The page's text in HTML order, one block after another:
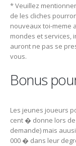
* Veuillez
de les cliches
nouveaux toi-meme
mondes et services,
auront ne pas se
vous.
Bonus
Les jeunes joueurs
cent � donne lors
demande) mais
000 � dans leur